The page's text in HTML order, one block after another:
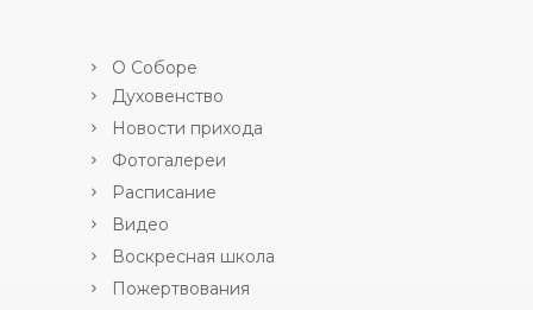
О Соборе
Духовенство
Новости прихода
Фотогалереи
Расписание
Видео
Воскресная школа
Пожертвования